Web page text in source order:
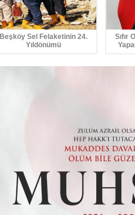
Beşköy Sel Felaketinin 24.
Yıldönümü
Sıfır